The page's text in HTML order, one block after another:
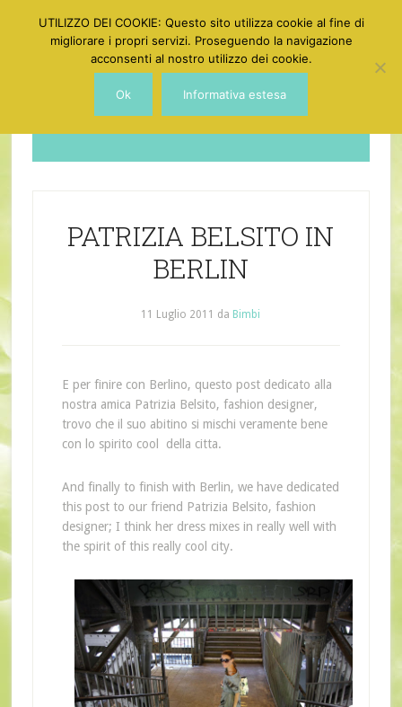
Dotgirl
PATRIZIA BELSITO IN
BERLIN
11 Luglio 2011 da Bimbi
E per finire con Berlino, questo post dedicato alla
nostra amica Patrizia Belsito, fashion designer,
trovo che il suo abitino si mischi veramente bene
con lo spirito cool della citta.
And finally to finish with Berlin, we have dedicated
this post to our friend Patrizia Belsito, fashion
designer; I think her dress mixes in really well with
the spirit of this really cool city.
UTILIZZO DEI COOKIE: Questo sito utilizza cookie al fine di
migliorare i propri servizi. Proseguendo la navigazione
acconsenti al nostro utilizzo dei cookie.
Ok Informativa estesa